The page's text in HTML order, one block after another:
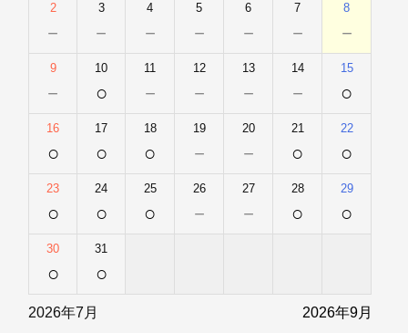
2
－
3
－
4
－
5
－
6
－
7
－
8
－
9
－
10
○
11
－
12
－
13
－
14
－
15
○
16
○
17
○
18
○
19
－
20
－
21
○
22
○
23
○
24
○
25
○
26
－
27
－
28
○
29
○
30
○
31
○
2026年7月 2026年9月